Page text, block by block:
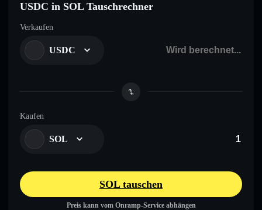
USDC in SOL Tauschrechner
Verkaufen
USDC
Kaufen
SOL
SOL tauschen
Preis kann vom Onramp-Service abhängen